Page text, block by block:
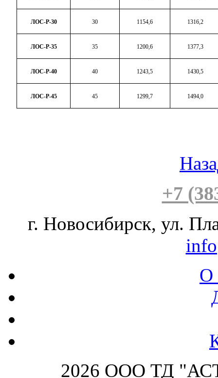
ЛОС-Р-30 30 1154,6 1316,2
ЛОС-Р-35 35 1200,6 1377,3
ЛОС-Р-40 40 1243,5 1430,5
ЛОС-Р-45 45 1299,7 1494,0
+7
г. Новосибирск, ул.
О
2026 ООО ТД